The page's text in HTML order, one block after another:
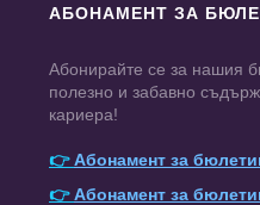
АБОНАМЕНТ ЗА
Абонирайте се за нашия
полезно и забавно
кариера!
👉Абонамент за
👉Абонамент за